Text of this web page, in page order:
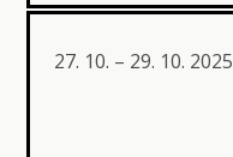
27. 10. – 29. 10. 2025